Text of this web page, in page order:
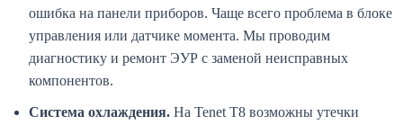
ошибка на панели приборов. Чаще всего проблема в блоке
управления или датчике момента. Мы проводим
диагностику и ремонт ЭУР с заменой неисправных
компонентов.
Система охлаждения. На Tenet T8 возможны утечки